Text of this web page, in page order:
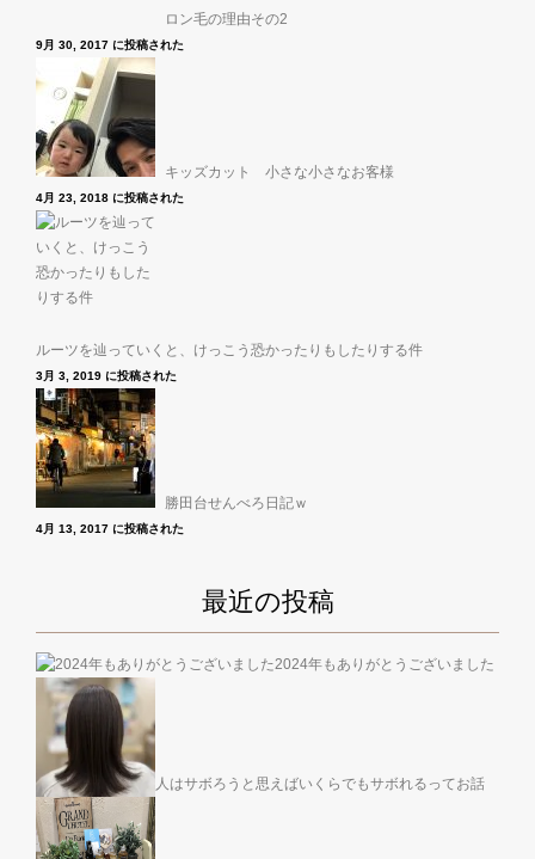
ロン毛の理由その2
9月 30, 2017 に投稿された
キッズカット 小さな小さなお客様
4月 23, 2018 に投稿された
ルーツを辿っていくと、けっこう恐かったりもしたりする件
3月 3, 2019 に投稿された
勝田台せんべろ日記ｗ
4月 13, 2017 に投稿された
最近の投稿
2024年もありがとうございました
人はサボろうと思えばいくらでもサボれるってお話